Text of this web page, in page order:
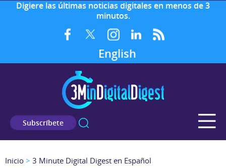
Digiere las últimas noticias digitales en menos de 3
minutos.
English
Subscríbete
Inicio > 3 Minute Digital Digest en Español